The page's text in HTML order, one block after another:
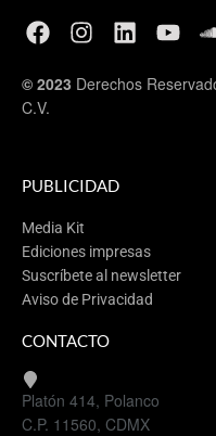
© 2023 Derechos
C.V.
PUBLICIDAD
Media Kit
Ediciones impresas
Suscríbete al newsletter
Aviso de Privacidad
CONTACTO
Platón 414, Polanco
C.P. 11560, CDMX